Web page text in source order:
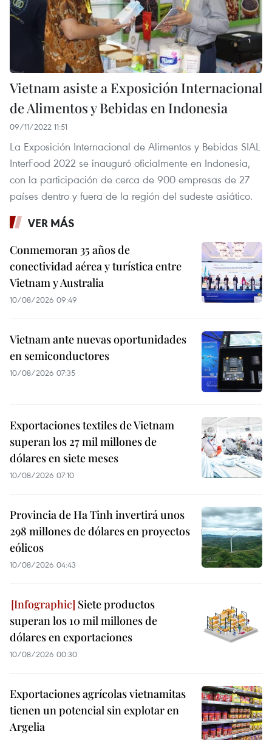
Vietnam asiste a Exposición Internacional
de Alimentos y Bebidas en Indonesia
09/11/2022 11:51
La Exposición Internacional de Alimentos y Bebidas SIAL
InterFood 2022 se inauguró oficialmente en Indonesia,
con la participación de cerca de 900 empresas de 27
países dentro y fuera de la región del sudeste asiático.
VER MÁS
Conmemoran 35 años de
conectividad aérea y turística entre
Vietnam y Australia
10/08/2026 09:49
Vietnam ante nuevas oportunidades
en semiconductores
10/08/2026 07:35
Exportaciones textiles de Vietnam
superan los 27 mil millones de
dólares en siete meses
10/08/2026 07:10
Provincia de Ha Tinh invertirá unos
298 millones de dólares en proyectos
eólicos
10/08/2026 04:43
Siete productos
superan los 10 mil millones de
dólares en exportaciones
10/08/2026 00:30
Exportaciones agrícolas vietnamitas
tienen un potencial sin explotar en
Argelia